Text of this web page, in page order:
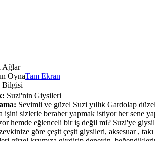
Ağlar
Tam Ekran
Bilgisi
Suzi'nin Giysileri
Sevimli ve güzel Suzi yıllık Gardolap
işini sizlerle beraber yapmak istiyor her sene
hemde eğlenceli bir iş değil mi? Suzi'ye
göre çeşit çeşit giysileri, aksesuar ,